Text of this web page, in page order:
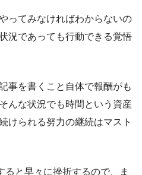
ってみなければわからないの
況であっても行動できる覚悟
事を書くこと自体で報酬がも
んな状況でも時間という資産
けられる努力の継続はマスト
と早々に挫折するので、ま